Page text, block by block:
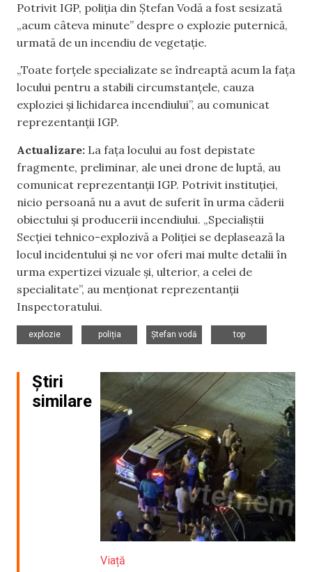
Potrivit IGP, poliția din Ștefan Vodă a fost sesizată
„acum câteva minute” despre o explozie puternică,
urmată de un incendiu de vegetație.
„Toate forțele specializate se îndreaptă acum la fața
locului pentru a stabili circumstanțele, cauza
exploziei și lichidarea incendiului”, au comunicat
reprezentanții IGP.
Actualizare: La fața locului au fost depistate
fragmente, preliminar, ale unei drone de luptă, au
comunicat reprezentanții IGP. Potrivit instituției,
nicio persoană nu a avut de suferit în urma căderii
obiectului și producerii incendiului. „Specialiștii
Secției tehnico-explozivă a Poliției se deplasează la
locul incidentului și ne vor oferi mai multe detalii în
urma expertizei vizuale și, ulterior, a celei de
specialitate”, au menționat reprezentanții
Inspectoratului.
explozie
poliția
Ștefan vodă
top
Știri
similare
Viață